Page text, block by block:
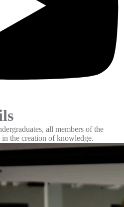
all members of the
the creation of knowledge.